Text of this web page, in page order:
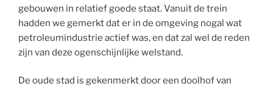
gebouwen in relatief goede staat. Vanuit de trein
hadden we gemerkt dat er in de omgeving nogal wat
petroleumindustrie actief was, en dat zal wel de reden
zijn van deze ogenschijnlijke welstand.
De oude stad is gekenmerkt door een doolhof van